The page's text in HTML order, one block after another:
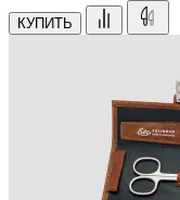
КУПИТЬ